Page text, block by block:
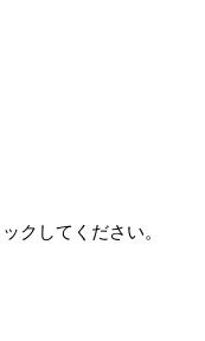
クしてください。